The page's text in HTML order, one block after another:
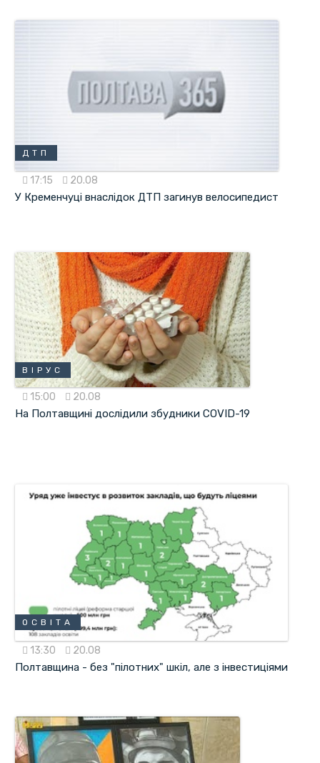
ДТП
17:15 20.08
У Кременчуці внаслідок ДТП загинув велосипедист
ВІРУС
15:00 20.08
На Полтавщині дослідили збудники COVID-19
ОСВІТА
13:30 20.08
Полтавщина - без "пілотних" шкіл, але з інвестиціями